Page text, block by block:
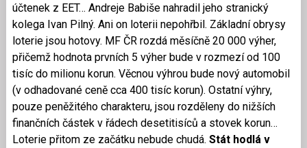
účtenek z EET… Andreje Babiše nahradil jeho stranický
kolega Ivan Pilný. Ani on loterii nepohřbil. Základní obrysy
loterie jsou hotovy. MF ČR rozdá měsíčně 20 000 výher,
přičemž hodnota prvních 5 výher bude v rozmezí od 100
tisíc do milionu korun. Věcnou výhrou bude nový automobil
(v odhadované ceně cca 400 tisíc korun). Ostatní výhry,
pouze peněžitého charakteru, jsou rozděleny do nižších
finančních částek v řádech desetitisíců a stovek korun…
Loterie přitom ze začátku nebude chudá. Stát hodlá v